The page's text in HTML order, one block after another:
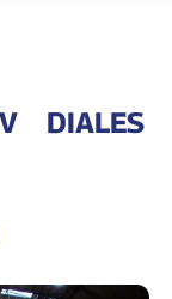
DIALES